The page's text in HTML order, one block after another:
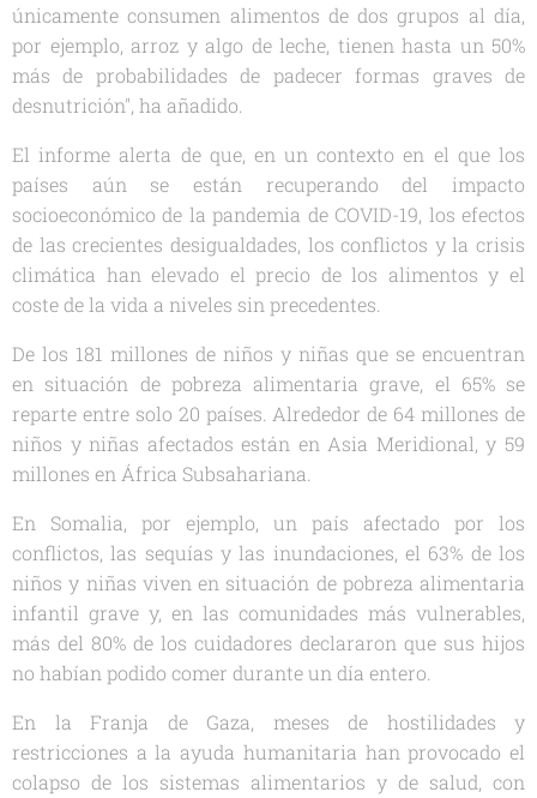
únicamente consumen alimentos de dos grupos al día,
por ejemplo, arroz y algo de leche, tienen hasta un 50%
más de probabilidades de padecer formas graves de
desnutrición", ha añadido.
El informe alerta de que, en un contexto en el que los
países aún se están recuperando del impacto
socioeconómico de la pandemia de COVID-19, los efectos
de las crecientes desigualdades, los conflictos y la crisis
climática han elevado el precio de los alimentos y el
coste de la vida a niveles sin precedentes.
De los 181 millones de niños y niñas que se encuentran
en situación de pobreza alimentaria grave, el 65% se
reparte entre solo 20 países. Alrededor de 64 millones de
niños y niñas afectados están en Asia Meridional, y 59
millones en África Subsahariana.
En Somalia, por ejemplo, un país afectado por los
conflictos, las sequías y las inundaciones, el 63% de los
niños y niñas viven en situación de pobreza alimentaria
infantil grave y, en las comunidades más vulnerables,
más del 80% de los cuidadores declararon que sus hijos
no habían podido comer durante un día entero.
En la Franja de Gaza, meses de hostilidades y
restricciones a la ayuda humanitaria han provocado el
colapso de los sistemas alimentarios y de salud, con